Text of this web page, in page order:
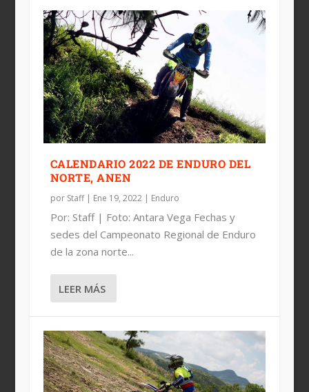
CALENDARIO 2022 DE ENDURO DEL
NORTE, ANEN
por Staff| Ene 19, 2022| Enduro
Por: Staff | Foto: Antara Vega Fechas y
sedes del Campeonato Regional de Enduro
de la zona norte...
LEER MÁS